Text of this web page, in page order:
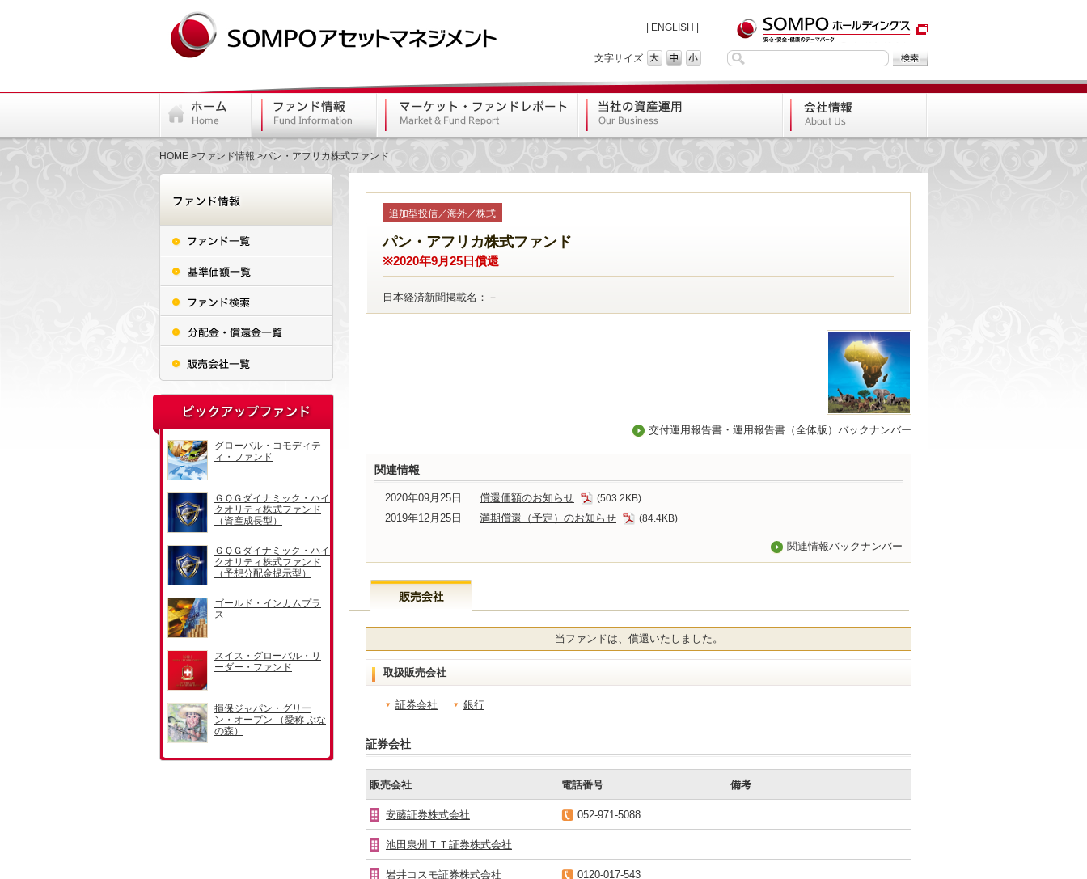
ENGLISH
文字サイズ
HOME ファンド情報 パン・アフリカ株式ファンド
追加型投信／海外／株式
パン・アフリカ株式ファンド
※2020年9月25日償還
日本経済新聞掲載名：－
交付運用報告書・運用報告書（全体版）バックナンバー
関連情報
2020年09月25日 償還価額のお知らせ (503.2KB)
2019年12月25日 満期償還（予定）のお知らせ (84.4KB)
関連情報バックナンバー
当ファンドは、償還いたしました。
取扱販売会社
証券会社 銀行
証券会社
販売会社 電話番号 備考
安藤証券株式会社 052-971-5088
池田泉州ＴＴ証券株式会社
岩井コスモ証券株式会社 0120-017-543